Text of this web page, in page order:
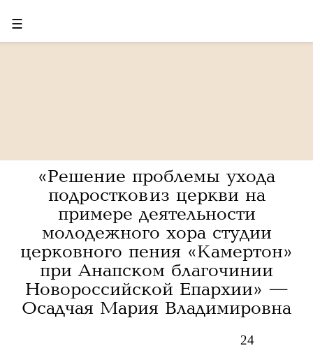
☰
«Решение проблемы ухода
подростков из церкви на
примере деятельности
молодежного хора студии
церковного пения «Камертон»
при Анапском благочинии
Новороссийской Епархии» —
Осадчая Мария Владимировна
24